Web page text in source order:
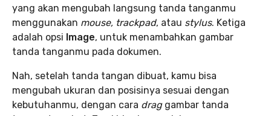
yang akan mengubah langsung tanda tanganmu
menggunakan mouse, trackpad, atau stylus. Ketiga
adalah opsi Image, untuk menambahkan gambar
tanda tanganmu pada dokumen.
Nah, setelah tanda tangan dibuat, kamu bisa
mengubah ukuran dan posisinya sesuai dengan
kebutuhanmu, dengan cara draggambar tanda